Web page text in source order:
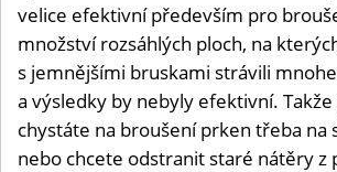
velice efektivní především pro
množství rozsáhlých ploch, na
s jemnějšími bruskami strávili
a výsledky by nebyly efektivní.
chystáte na broušení prken třeba na
nebo chcete odstranit staré nátěry z